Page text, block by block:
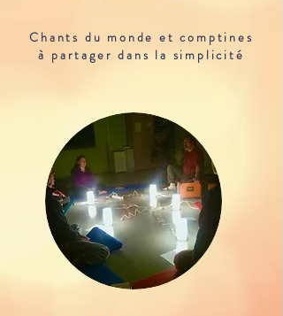
Chants du monde et comptines
à partager dans la simplicité